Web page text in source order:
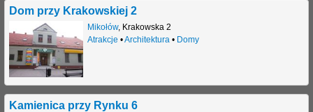
Dom przy Krakowskiej 2
Mikołów, Krakowska 2
Atrakcje •Architektura • Domy
Kamienica przy Rynku 6